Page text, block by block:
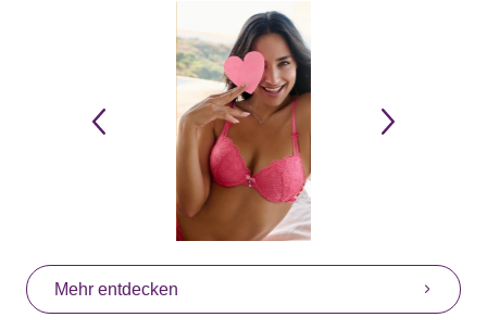
Mehr entdecken